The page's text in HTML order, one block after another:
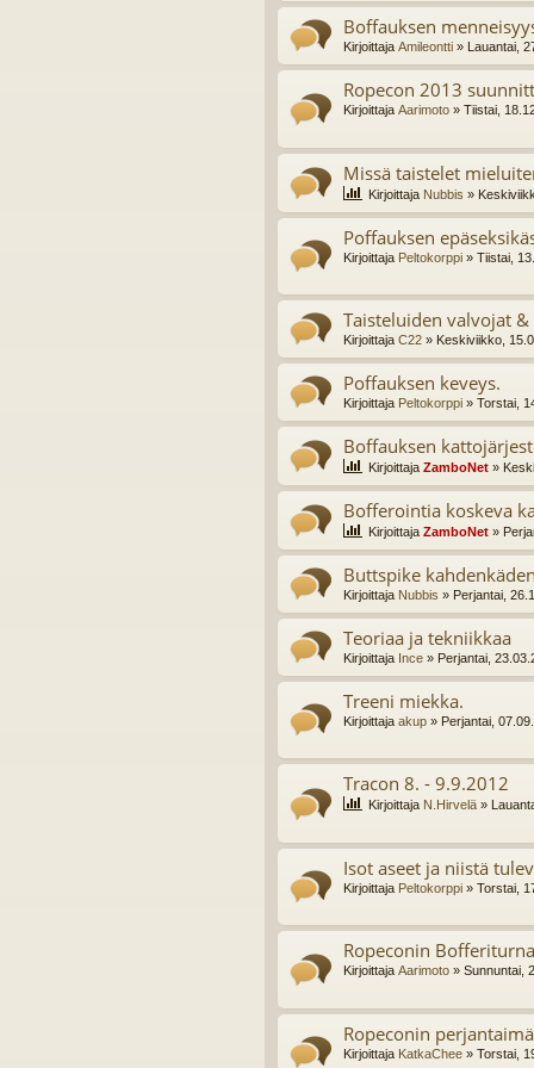
Boffauksen
Kirjoittaja Amileontti » Lauantai,
Ropecon 2013
Kirjoittaja Aarimoto » Tiistai,
Missä taistelet
Kirjoittaja Nubbis »
Poffauksen
Kirjoittaja Peltokorppi » Tiistai,
Taisteluiden valvojat
Kirjoittaja C22 » Keskiviikko,
Poffauksen keveys.
Kirjoittaja Peltokorppi » Torstai,
Boffauksen
Kirjoittaja ZamboNet »
Bofferointia koskeva
Kirjoittaja ZamboNet »
Buttspike
Kirjoittaja Nubbis » Perjantai,
Teoriaa ja tekniikkaa
Kirjoittaja Ince » Perjantai,
Treeni miekka.
Kirjoittaja akup » Perjantai,
Tracon 8. - 9.9.2012
Kirjoittaja N.Hirvelä »
Isot aseet ja niistä
Kirjoittaja Peltokorppi » Torstai,
Ropeconin
Kirjoittaja Aarimoto » Sunnuntai,
Ropeconin
Kirjoittaja KatkaChee » Torstai,